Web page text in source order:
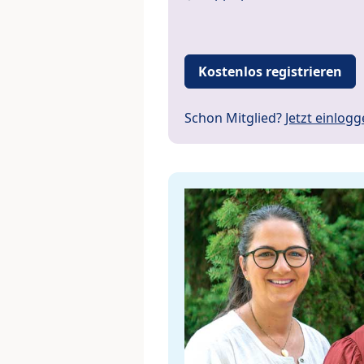
Kostenlos registrieren
Schon Mitglied? Jetzt